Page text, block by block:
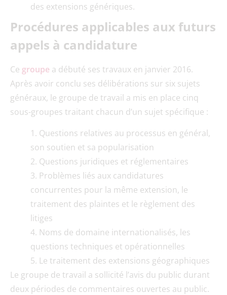
des extensions génériques.
Procédures applicables aux futurs
appels à candidature
Ce groupe a débuté ses travaux en janvier 2016.
Après avoir conclu ses délibérations sur six sujets
généraux, le groupe de travail a mis en place cinq
sous-groupes traitant chacun d’un sujet spécifique :
Questions relatives au processus en général,
son soutien et sa popularisation
Questions juridiques et réglementaires
Problèmes liés aux candidatures
concurrentes pour la même extension, le
traitement des plaintes et le règlement des
litiges
Noms de domaine internationalisés, les
questions techniques et opérationnelles
Le traitement des extensions géographiques
Le groupe de travail a sollicité l’avis du public durant
deux périodes de commentaires ouvertes au public.